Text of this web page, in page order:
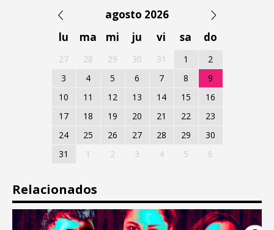
agosto 2026
lu
ma mi ju vi sa do
27 28 29 30 31 1
2
3
4 5 6 7 8
9
10
11 12 13 14 15
16
17
18 19 20 21 22
23
24
25 26 27 28 29
30
31
1 2 3 4 5 6
Relacionados